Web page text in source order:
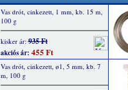
Vas drót, cinkezett, 1 mm, kb. 15 m,
100 g
kisker ár:935 Ft
akciós ár: 455 Ft
Vas drót, cinkezett, ø1, 5 mm, kb. 7
m, 100 g